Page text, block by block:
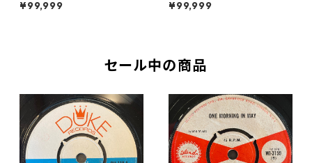
¥99,999 ¥99,999
セール中の商品